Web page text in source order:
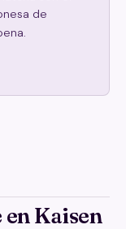
de
Kaisen